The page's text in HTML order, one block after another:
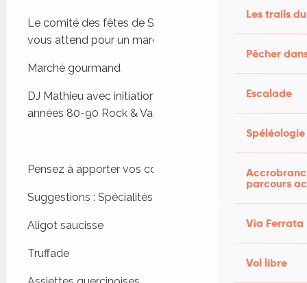
Les trails
Pêcher
Escalade
Spéléologie
parcours
Via Ferrata
Vol libre
Le comité des fêtes de Saint-Martin-Labouval
vous attend pour un marché gourmand.
Marché gourmand
DJ Mathieu avec initiation à la danse : Musique
années 80-90 Rock & Variété !
Pensez à apporter vos couverts !
Suggestions : Spécialités réunionnaises
Aligot saucisse
Truffade